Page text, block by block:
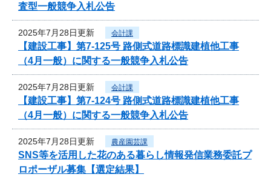
査型一般競争入札公告
2025年7月28日更新 会計課
【建設工事】第7-125号 路側式道路標識建植他工事
（4月一般）に関する一般競争入札公告
2025年7月28日更新 会計課
【建設工事】第7-124号 路側式道路標識建植他工事
（4月一般）に関する一般競争入札公告
2025年7月28日更新 農産園芸課
SNS等を活用した花のある暮らし情報発信業務委託プ
ロポーザル募集【選定結果】